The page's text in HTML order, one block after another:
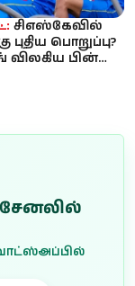
சிஎஸ்கேவில்
பொறுப்பு?
விலகிய பின்
சேனலில்